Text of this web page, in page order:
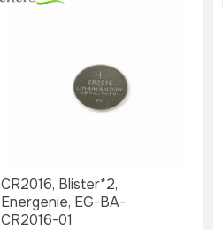
CR2016, Blister*2,
Energenie, EG-BA-
CR2016-01